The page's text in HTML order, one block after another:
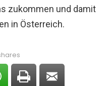
zukommen und damit
in Österreich.